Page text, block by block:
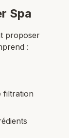
Spa
proposer
:
filtration